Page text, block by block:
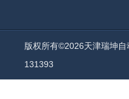
版权所有©2026天津瑞坤
131393